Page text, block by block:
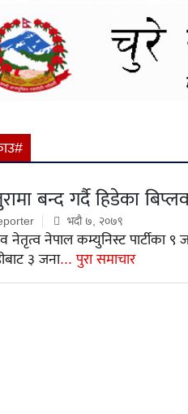
बन्द गर्दै हिडेका
भदौ ७, २०७९
नेतृत्व नेपाल कम्युनिस्ट पार्टीका
३ जना... पुरा समाचार